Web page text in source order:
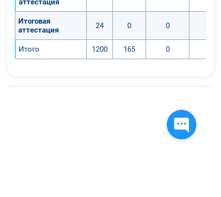
аттестация
Итоговая
аттестация
24 0 0
Итого 1200 165 0